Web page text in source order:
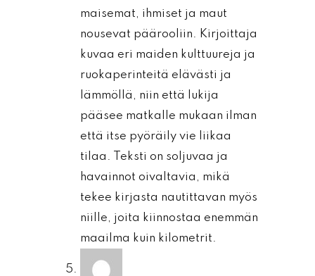
maisemat, ihmiset ja maut
nousevat päärooliin. Kirjoittaja
kuvaa eri maiden kulttuureja ja
ruokaperinteitä elävästi ja
lämmöllä, niin että lukija
pääsee matkalle mukaan ilman
että itse pyöräily vie liikaa
tilaa. Teksti on soljuvaa ja
havainnot oivaltavia, mikä
tekee kirjasta nautittavan myös
niille, joita kiinnostaa enemmän
maailma kuin kilometrit.